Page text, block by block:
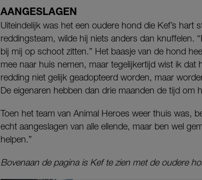
AANGESLAGEN
Uiteindelijk was het een oudere hond die Kef’s hart
reddingsteam, wilde hij niets anders dan knuffelen.
bij mij op schoot zitten.” Het baasje van de hond
mee naar huis nemen, maar tegelijkertijd wist ik
redding niet gelijk geadopteerd worden, maar
De eigenaren hebben dan drie maanden de tijd om
Toen het team van Animal Heroes weer thuis was,
echt aangeslagen van alle ellende, maar ben wel
helpen.”
Bovenaan de pagina is Kef te zien met de oudere